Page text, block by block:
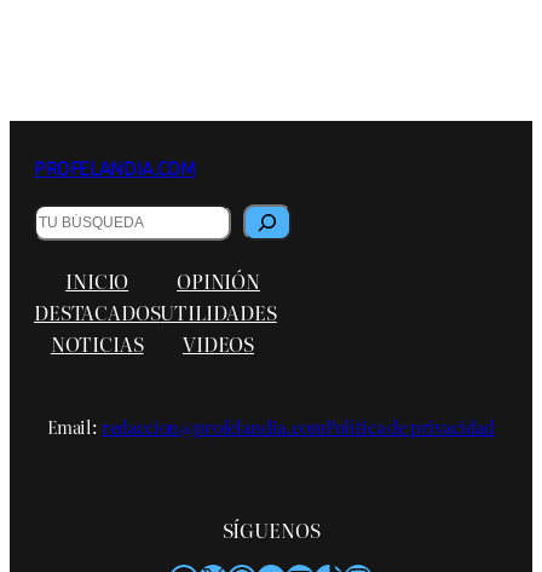
PROFELANDIA.COM
Buscar
INICIO
DESTACADOS
NOTICIAS
OPINIÓN
UTILIDADES
VIDEOS
Email:redaccion@profelandia.comPolítica de privacidad
SÍGUENOS